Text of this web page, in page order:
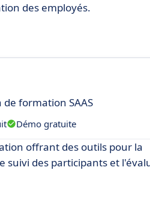
des employés.
formation SAAS
Démo gratuite
offrant des outils pour la
suivi des participants et